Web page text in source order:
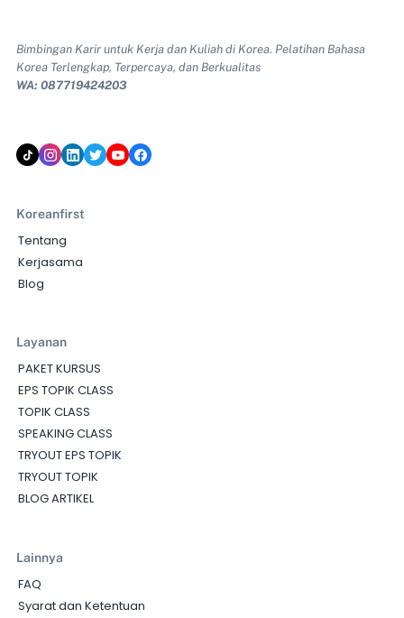
Bimbingan Karir untuk Kerja dan Kuliah di Korea. Pelatihan Bahasa
Korea Terlengkap, Terpercaya, dan Berkualitas
WA: 087719424203
Koreanfirst
Tentang
Kerjasama
Blog
Layanan
PAKET KURSUS
EPS TOPIK CLASS
TOPIK CLASS
SPEAKING CLASS
TRYOUT EPS TOPIK
TRYOUT TOPIK
BLOG ARTIKEL
Lainnya
FAQ
Syarat dan Ketentuan